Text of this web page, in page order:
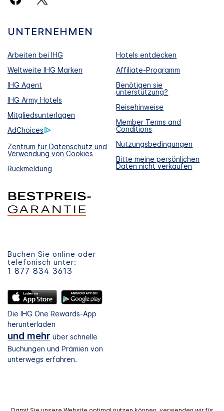
UNTERNEHMEN
Arbeiten bei IHG
Hotels entdecken
Weltweite IHG Marken
Affiliate-Programm
IHG Agent
Benötigen sie
unterstützung?
IHG Army Hotels
Reisehinweise
Mitgliedsunterlagen
Member Terms and
Conditions
AdChoices
Nutzungsbedingungen
Zentrum für Datenschutz und
Verwendung von Cookies
Bitte meine persönlichen
Daten nicht verkaufen
Rückmeldung
Buchen Sie online oder
telefonisch unter:
1 877 834 3613
Die IHG One Rewards-App
herunterladen
und mehr über schnelle
Buchungen und Prämien von
unterwegs erfahren.